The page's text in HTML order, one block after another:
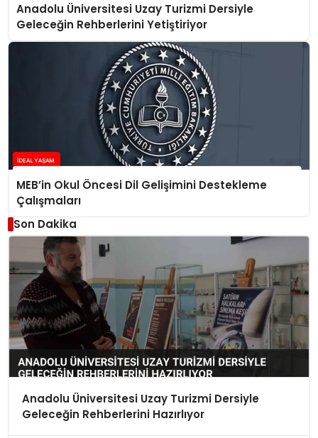
Anadolu Üniversitesi Uzay Turizmi Dersiyle
Geleceğin Rehberlerini Yetiştiriyor
MEB’in Okul Öncesi Dil Gelişimini Destekleme
Çalışmaları
Son Dakika
Anadolu Üniversitesi Uzay Turizmi Dersiyle
Geleceğin Rehberlerini Hazırlıyor